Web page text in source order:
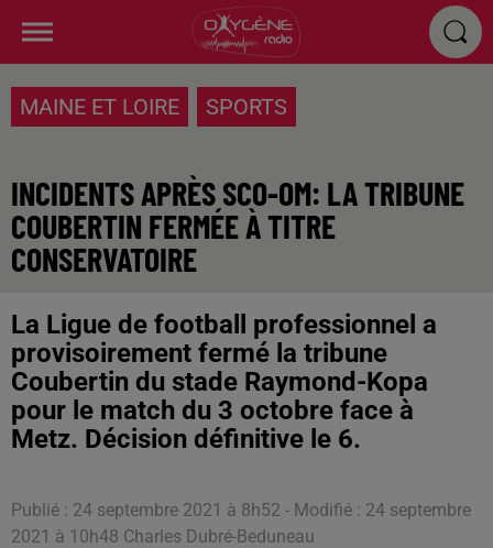
MAINE ET LOIRE SPORTS
INCIDENTS APRÈS SCO-OM: LA TRIBUNE
COUBERTIN FERMÉE À TITRE
CONSERVATOIRE
La Ligue de football professionnel a
provisoirement fermé la tribune
Coubertin du stade Raymond-Kopa
pour le match du 3 octobre face à
Metz. Décision définitive le 6.
Publié : 24 septembre 2021 à 8h52 - Modifié : 24 septembre
2021 à 10h48 Charles Dubré-Beduneau